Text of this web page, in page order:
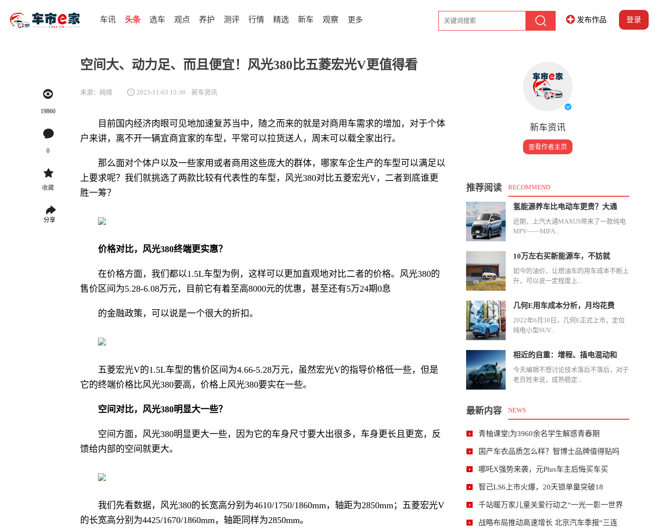
车讯 头条 选车 观点 养护 测评 行情 精选 新车 观察 更多 发布作品 登录
19860
0
收藏
分享
空间大、动力足、而且便宜！风光380比五菱宏光V更值得看
来源：网络 2023-11-03 15:36 新车资讯
目前国内经济肉眼可见地加速复苏当中，随之而来的就是对商用车需求的增加，对于个体
户来讲，离不开一辆宜商宜家的车型，平常可以拉货送人，周末可以载全家出行。
那么面对个体户以及一些家用或者商用这些庞大的群体，哪家车企生产的车型可以满足以
上要求呢？我们就挑选了两款比较有代表性的车型，风光380对比五菱宏光V，二者到底谁更
胜一筹？
价格对比，风光380终端更实惠？
在价格方面，我们都以1.5L车型为例，这样可以更加直观地对比二者的价格。风光380的
售价区间为5.28-6.08万元，目前它有着至高8000元的优惠，甚至还有5万24期0息
的金融政策，可以说是一个很大的折扣。
五菱宏光V的1.5L车型的售价区间为4.66-5.28万元，虽然宏光V的指导价格低一些，但是
它的终端价格比风光380要高，价格上风光380要实在一些。
空间对比，风光380明显大一些？
空间方面，风光380明显更大一些，因为它的车身尺寸要大出很多，车身更长且更宽，反
馈给内部的空间就更大。
我们先看数据，风光380的长宽高分别为4610/1750/1860mm，轴距为2850mm；五菱宏光V
的长宽高分别为4425/1670/1860mm，轴距同样为2850mm。
新车资讯
查看作者主页
推荐阅读 RECOMMEND
氢能源养车比电动车更贵？大通
近期，上汽大通MAXUS带来了一款纯电
MPV——MIFA...
10万左右买新能源车，不妨就
如今的油价，让燃油车的用车成本不断上
升，可以说一定程度上...
几何E用车成本分析，月均花费
2022年6月30日，几何E正式上市，定位
纯电小型SUV...
相近的自重：增程、插电混动和
今天编辑不想讨论技术落后不落后，对于
老百姓来说，成熟稳定...
最新内容 NEWS
青柚课堂|为3960余名学生解惑青春期
国产车衣品质怎么样？智博士品牌值得贴吗
哪吒X强势来袭，元Plus车主后悔买车买
智己LS6上市火爆，20天锁单量突破18
千站暖万家儿童关爱行动之“一光一影一世界
战略布局推动高速增长 北京汽车季报“三连